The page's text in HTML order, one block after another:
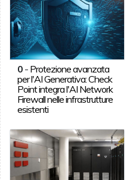
0- Protezione avanzata
per l'AI Generativa: Check
Point integra l'AI Network
Firewall nelle infrastrutture
esistenti